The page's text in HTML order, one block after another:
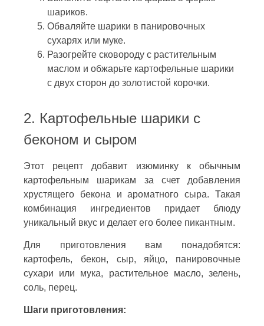
шариков.
Обваляйте шарики в панировочных
сухарях или муке.
Разогрейте сковороду с растительным
маслом и обжарьте картофельные шарики
с двух сторон до золотистой корочки.
2. Картофельные шарики с
беконом и сыром
Этот рецепт добавит изюминку к обычным
картофельным шарикам за счет добавления
хрустящего бекона и ароматного сыра. Такая
комбинация ингредиентов придает блюду
уникальный вкус и делает его более пикантным.
Для приготовления вам понадобятся:
картофель, бекон, сыр, яйцо, панировочные
сухари или мука, растительное масло, зелень,
соль, перец.
Шаги приготовления: